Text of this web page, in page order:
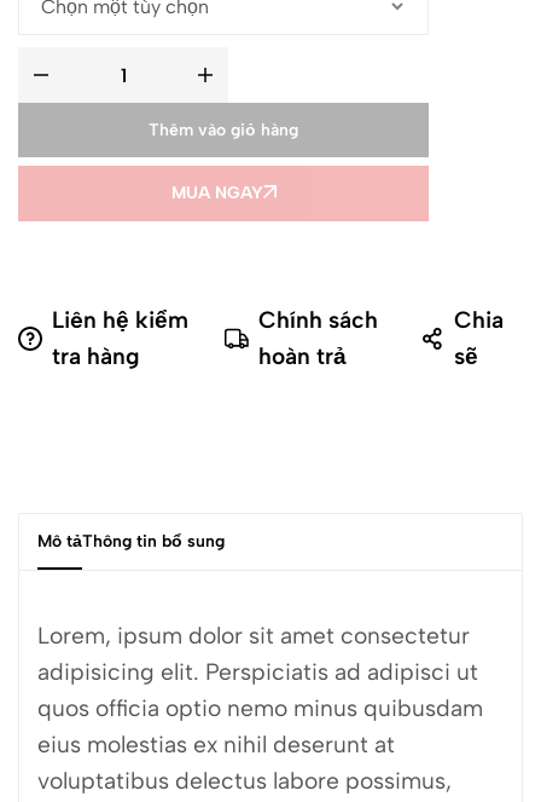
Thêm vào giỏ hàng
MUA NGAY
Liên hệ kiểm
tra hàng
Chính sách
hoàn trả
Chia
sẽ
Mô tảThông tin bổ sung
Lorem, ipsum dolor sit amet consectetur
adipisicing elit. Perspiciatis ad adipisci ut
quos officia optio nemo minus quibusdam
eius molestias ex nihil deserunt at
voluptatibus delectus labore possimus,